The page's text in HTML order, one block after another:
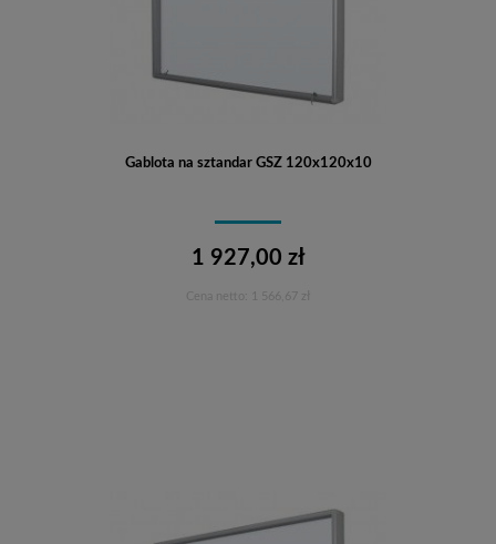
Gablota na sztandar GSZ 120x120x10
1 927,00 zł
1 566,67 zł